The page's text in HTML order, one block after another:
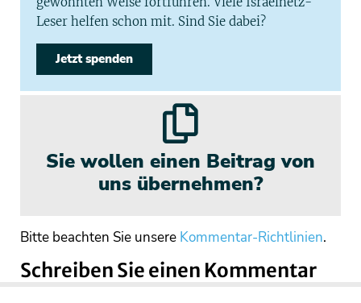
Leser helfen schon mit. Sind Sie dabei?
Jetzt spenden
Sie wollen einen Beitrag von
uns übernehmen?
Bitte beachten Sie unsere Kommentar-Richtlinien.
Schreiben Sie einen Kommentar